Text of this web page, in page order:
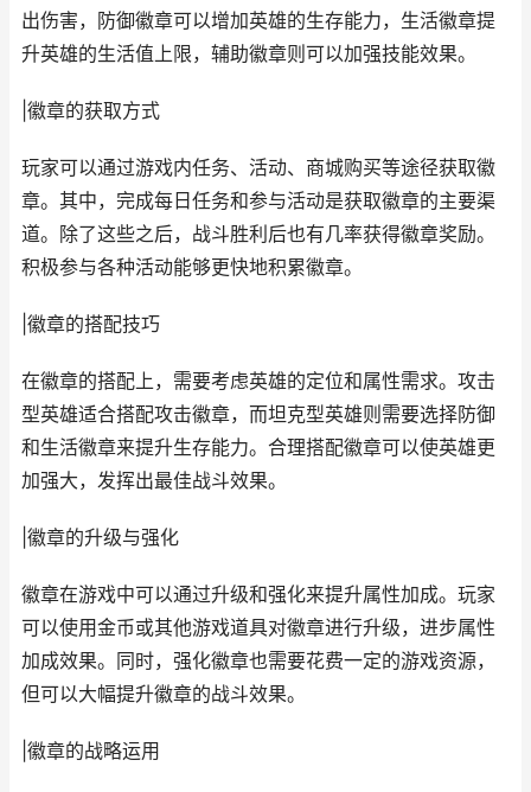
出伤害，防御徽章可以增加英雄的生存能力，生活徽章提
升英雄的生活值上限，辅助徽章则可以加强技能效果。
|徽章的获取方式
玩家可以通过游戏内任务、活动、商城购买等途径获取徽
章。其中，完成每日任务和参与活动是获取徽章的主要渠
道。除了这些之后，战斗胜利后也有几率获得徽章奖励。
积极参与各种活动能够更快地积累徽章。
|徽章的搭配技巧
在徽章的搭配上，需要考虑英雄的定位和属性需求。攻击
型英雄适合搭配攻击徽章，而坦克型英雄则需要选择防御
和生活徽章来提升生存能力。合理搭配徽章可以使英雄更
加强大，发挥出最佳战斗效果。
|徽章的升级与强化
徽章在游戏中可以通过升级和强化来提升属性加成。玩家
可以使用金币或其他游戏道具对徽章进行升级，进步属性
加成效果。同时，强化徽章也需要花费一定的游戏资源，
但可以大幅提升徽章的战斗效果。
|徽章的战略运用